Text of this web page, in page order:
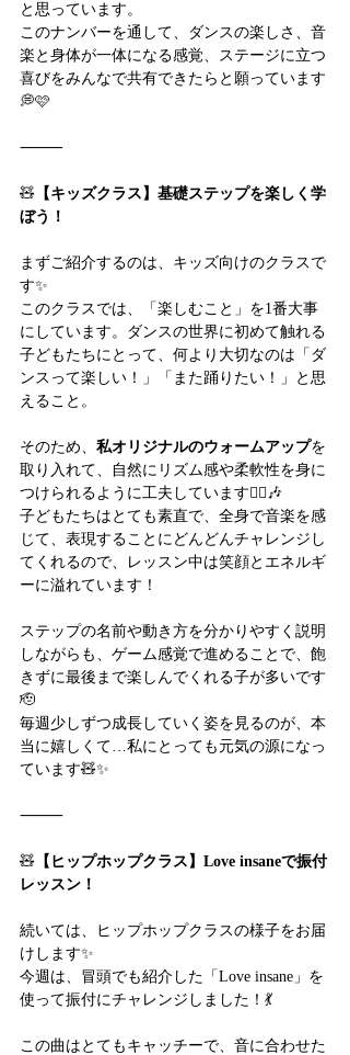
と思っています。
このナンバーを通して、ダンスの楽しさ、音
楽と身体が一体になる感覚、ステージに立つ
喜びをみんなで共有できたらと願っています
💭🩷
⸻
🧸 【キッズクラス】基礎ステップを楽しく学
ぼう！
まずご紹介するのは、キッズ向けのクラスで
す✨
このクラスでは、「楽しむこと」を1番大事
にしています。ダンスの世界に初めて触れる
子どもたちにとって、何より大切なのは「ダ
ンスって楽しい！」「また踊りたい！」と思
えること。
そのため、 私オリジナルのウォームアップを
取り入れて、自然にリズム感や柔軟性を身に
つけられるように工夫しています🤸‍♀️🎶
子どもたちはとても素直で、全身で音楽を感
じて、表現することにどんどんチャレンジし
てくれるので、レッスン中は笑顔とエネルギ
ーに溢れています！
ステップの名前や動き方を分かりやすく説明
しながらも、ゲーム感覚で進めることで、飽
きずに最後まで楽しんでくれる子が多いです
🫡
毎週少しずつ成長していく姿を見るのが、本
当に嬉しくて…私にとっても元気の源になっ
ています🧸✨
⸻
🧸 【ヒップホップクラス】Love insaneで振付
レッスン！
続いては、ヒップホップクラスの様子をお届
けします✨
今週は、冒頭でも紹介した「Love insane」を
使って振付にチャレンジしました！💃
この曲はとてもキャッチーで、音に合わせた